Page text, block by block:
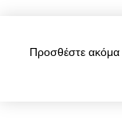
Προσθέστε ακόμα